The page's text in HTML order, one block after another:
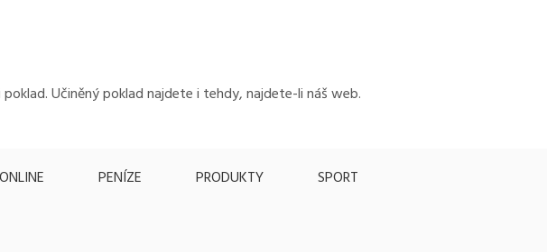
Učiněný poklad najdete i tehdy, najdete-li náš web.
ONLINE PENÍZE PRODUKTY SPORT